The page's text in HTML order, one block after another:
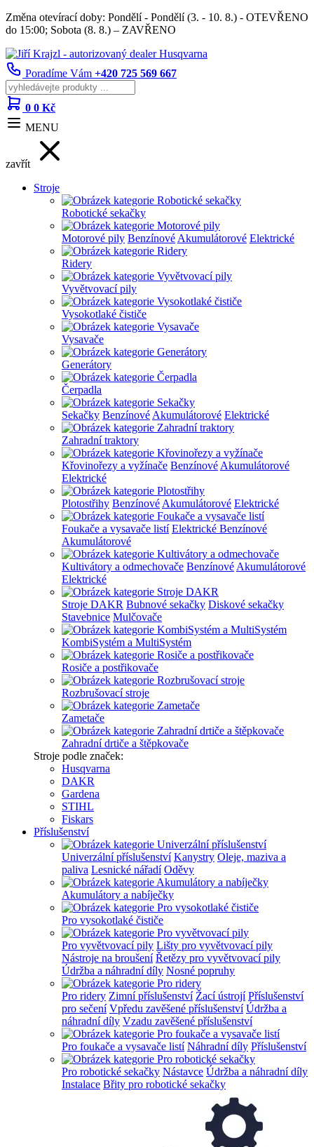
Změna otevírací doby: Pondělí - Pondělí (3. - 10. 8.) - OTEVŘENO
do 15:00; Sobota (8. 8.) – ZAVŘENO
Poradíme Vám +420 725 569 667
0 0 Kč
MENU
zavřít
Stroje
Robotické sekačky
Motorové pily Benzínové Akumulátorové Elektrické
Ridery
Vyvětvovací pily
Vysokotlaké čističe
Vysavače
Generátory
Čerpadla
Sekačky Benzínové Akumulátorové Elektrické
Zahradní traktory
Křovinořezy a vyžínače Benzínové Akumulátorové
Elektrické
Plotostřihy Benzínové Akumulátorové Elektrické
Foukače a vysavače listí Elektrické Benzínové
Akumulátorové
Kultivátory a odmechovače Benzínové Akumulátorové
Elektrické
Stroje DAKR Bubnové sekačky Diskové sekačky
Stavebnice Mulčovače
KombiSystém a MultiSystém
Rosiče a postřikovače
Rozbrušovací stroje
Zametače
Zahradní drtiče a štěpkovače
Stroje podle značek:
Husqvarna
DAKR
Gardena
STIHL
Fiskars
Příslušenství
Univerzální příslušenství Kanystry Oleje, maziva a
paliva Lesnické nářadí Oděvy
Akumulátory a nabíječky
Pro vysokotlaké čističe
Pro vyvětvovací pily Lišty pro vyvětvovací pily
Nástroje na broušení Řetězy pro vyvětvovací pily
Údržba a náhradní díly Nosné popruhy
Pro ridery Zimní příslušenství Žací ústrojí Příslušenství
pro sečení Vpředu zavěšené příslušenství Údržba a
náhradní díly Vzadu zavěšené příslušenství
Pro foukače a vysavače listí Náhradní díly Příslušenství
Pro robotické sekačky Nástavce Údržba a náhradní díly
Instalace Břity pro robotické sekačky